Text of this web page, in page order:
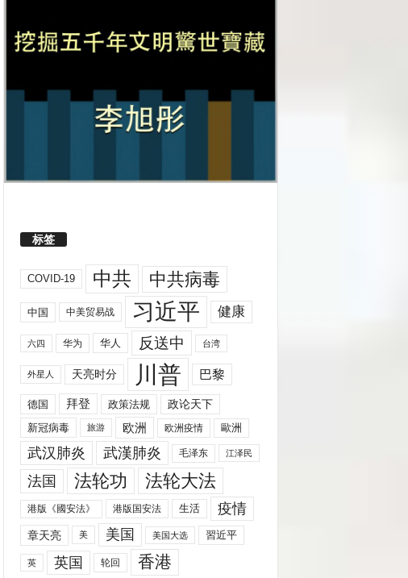
标签
COVID-19 中共 中共病毒
中国 中美贸易战 习近平 健康
六四 华为 华人 反送中 台湾
外星人 天亮时分 川普 巴黎
德国 拜登 政策法规
政论天下
新冠病毒
旅游 欧洲 欧洲疫情 歐洲
武汉肺炎 武漢肺炎 毛泽东 江泽民
法国 法轮功 法轮大法
港版《國安法》 港版国安法 生活 疫情
章天亮 美 美国 美国大选 習近平
英 英国 轮回 香港